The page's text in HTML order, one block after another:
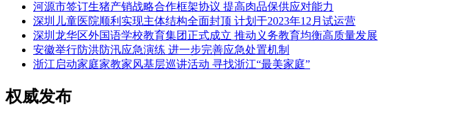
河源市签订生猪产销战略合作框架协议 提高肉品保供应对能力
深圳儿童医院顺利实现主体结构全面封顶 计划于2023年12月试运营
深圳龙华区外国语学校教育集团正式成立 推动义务教育均衡高质量发展
安徽举行防洪防汛应急演练 进一步完善应急处置机制
浙江启动家庭家教家风基层巡讲活动 寻找浙江“最美家庭”
权威发布